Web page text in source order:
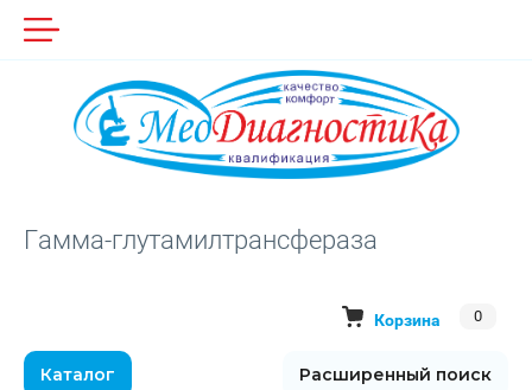
Гамма-глутамилтрансфераза
Корзина 0
Каталог Расширенный поиск